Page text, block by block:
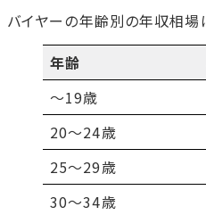
バイヤーの年齢別の年収相場
年齢
～19歳
20～24歳
25～29歳
30～34歳